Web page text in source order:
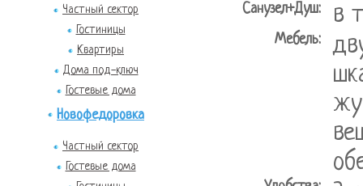
Частный сектор
Гостиницы
Квартиры
Дома под-ключ
Гостевые дома
Новофедоровка
Частный сектор
Гостевые дома
Санузел+Душ: в
Мебель: